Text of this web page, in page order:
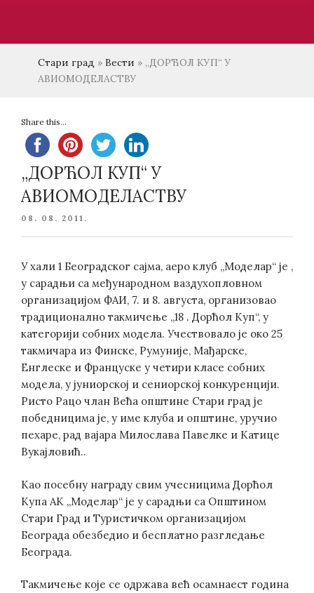
Стари град » Вести » „ДОРЋОЛ КУП“ У
АВИОМОДЕЛАСТВУ
Share this...
„ДОРЋОЛ КУП“ У
АВИОМОДЕЛАСТВУ
POSTED
08. 08. 2011.
У хали 1 Београдског сајма, аеро клуб „Моделар“ је ,
у сарадњи са међународном ваздухопловном
организацијом ФАИ, 7. и 8. августа, организовао
традиционално такмичење „18 . Дорћол Куп“, у
категорији собних модела. Учествовало је око 25
такмичара из Финске, Румуније, Мађарске,
Енглеске и Француске у четири класе собних
модела, у јуниорској и сениорској конкуренцији.
Ристо Рацо члан Већа општине Стари град је
победницима је, у име клуба и општине, уручио
пехаре, рад вајара Милослава Павелке и Катице
Вукајловић..
Као посебну награду свим учесницима Дорћол
Купа АК „Моделар“ је у сарадњи са Општином
Стари Град и Туристичком организацијом
Београда обезбедио и бесплатно разгледање
Београда.
Такмичење које се одржава већ осамнаест година